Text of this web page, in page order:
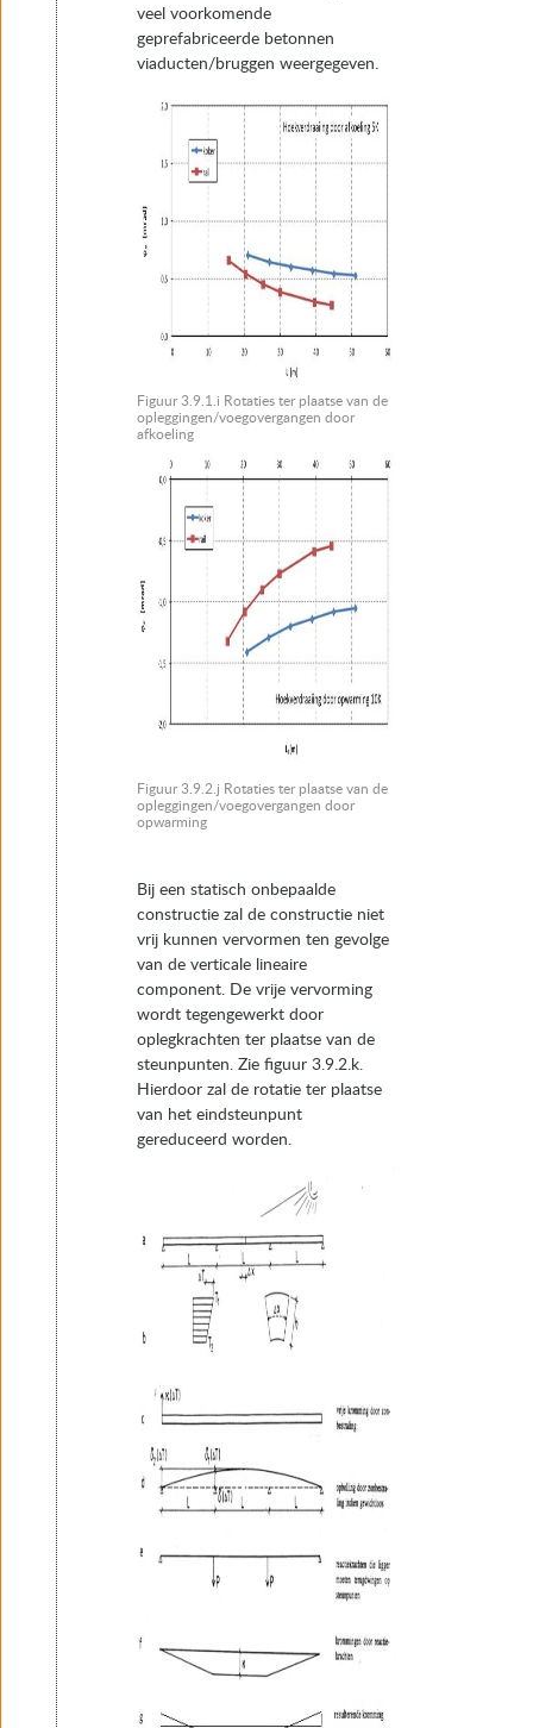
veel voorkomende
geprefabriceerde betonnen
viaducten/bruggen weergegeven.
Figuur 3.9.1.i Rotaties ter plaatse van de
opleggingen/voegovergangen door
afkoeling
Figuur 3.9.2.j Rotaties ter plaatse van de
opleggingen/voegovergangen door
opwarming
Bij een statisch onbepaalde
constructie zal de constructie niet
vrij kunnen vervormen ten gevolge
van de verticale lineaire
component. De vrije vervorming
wordt tegengewerkt door
oplegkrachten ter plaatse van de
steunpunten. Zie figuur 3.9.2.k.
Hierdoor zal de rotatie ter plaatse
van het eindsteunpunt
gereduceerd worden.